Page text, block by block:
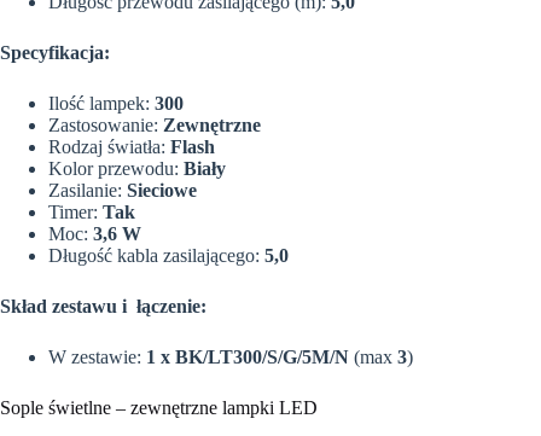
Specyfikacja:
Ilość lampek: 300
Zastosowanie: Zewnętrzne
Rodzaj światła: Flash
Kolor przewodu: Biały
Zasilanie: Sieciowe
Timer: Tak
Moc: 3,6 W
Długość kabla zasilającego: 5,0
Skład zestawu i łączenie:
W zestawie: 1 x BK/LT300/S/G/5M/N (max 3)
Sople świetlne – zewnętrzne lampki LED